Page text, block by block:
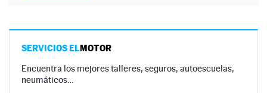
SERVICIOS ELMOTOR
Encuentra los mejores talleres, seguros, autoescuelas,
neumáticos…